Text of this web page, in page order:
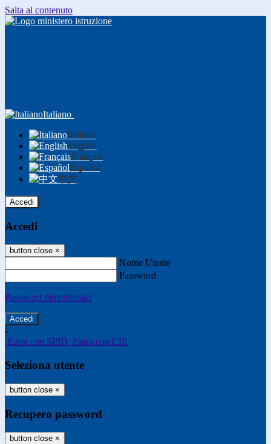
Salta al contenuto
Italiano
Italiano
English
Français
Español
中文
Accedi
Accedi
button close ×
Nome Utente
Password
Password dimenticata?
-
Entra con SPID Entra con CIE
Seleziona utente
button close ×
Recupero password
button close ×